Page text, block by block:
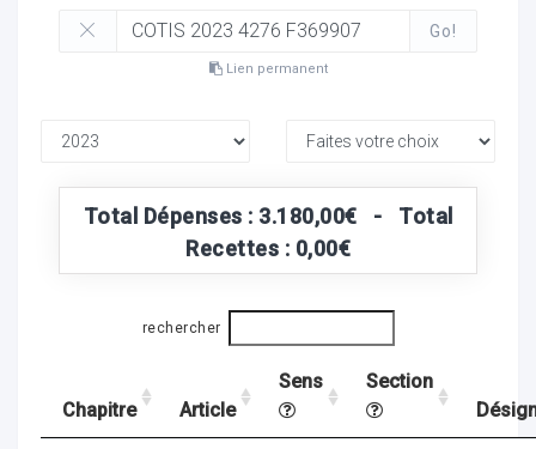
Go!
Lien permanent
Total Dépenses : 3.180,00€ - Total
Recettes : 0,00€
rechercher
Chapitre Article
Sens
Section